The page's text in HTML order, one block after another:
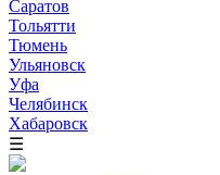
Саратов
Тольятти
Тюмень
Ульяновск
Уфа
Челябинск
Хабаровск
☰